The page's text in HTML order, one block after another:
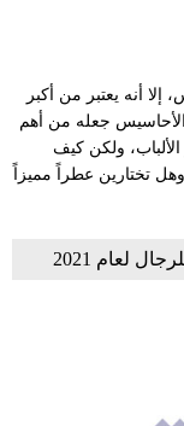
أنه يعتبر من أكبر
الأحاسيس جعله من أهم
ولكن كيف
تختارين عطراً مميزاً